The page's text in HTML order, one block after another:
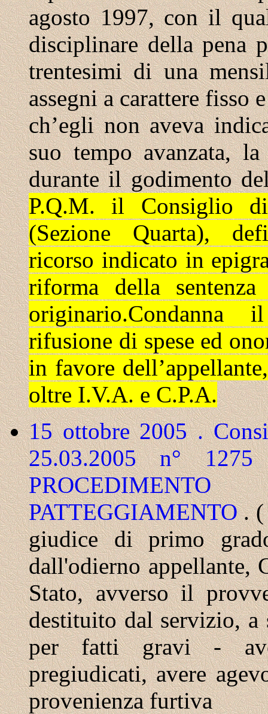
agosto 1997, con il
disciplinare della pena
trentesimi di una
assegni a carattere
ch’egli non aveva
suo tempo avanzata,
durante il godimento
P.Q.M. il Consiglio
(Sezione Quarta),
ricorso indicato in
riforma della
rifusione di spese ed
in favore
oltre I.V.A. e C.P.A.
15 ottobre 2005 .
25.03.2005 n°
PATTEGGIAMENTO. (
giudice di primo
dall'odierno appellante,
Stato, avverso il
destituito dal servizio, a
per fatti gravi -
pregiudicati, avere
provenienza furtiva